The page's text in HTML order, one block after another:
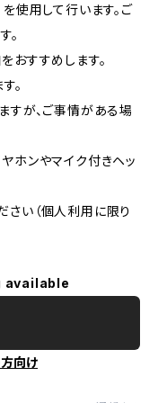
使用して行います。ご
。
おすすめします。
。
すが、ご事情がある場
ホンやマイク付きヘッ
さい（個人利用に限り
available
向け